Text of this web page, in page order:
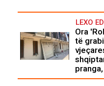
LEXO
Ora
të